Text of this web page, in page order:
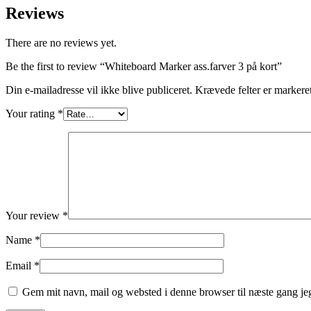
Reviews
There are no reviews yet.
Be the first to review “Whiteboard Marker ass.farver 3 på kort”
Din e-mailadresse vil ikke blive publiceret. Krævede felter er
Your rating *
Your review *
Name *
Email *
Gem mit navn, mail og websted i denne browser til næste gang